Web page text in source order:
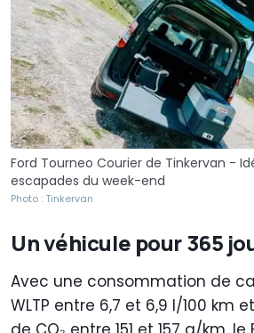
Ford Tourneo Courier de Tinkervan -
escapades du week-end
Photo : Tinkervan
Un véhicule pour 365
Avec une consommation de
WLTP entre 6,7 et 6,9 l/100 km